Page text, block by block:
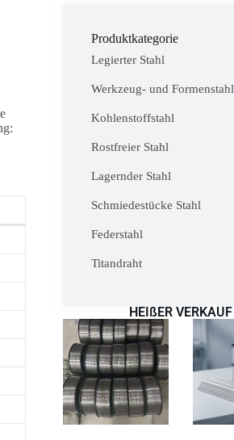
Produktkategorie
Legierter Stahl
Werkzeug- und Formenstahl
Kohlenstoffstahl
Rostfreier Stahl
Lagernder Stahl
Schmiedestücke Stahl
Federstahl
Titandraht
HEIßER VERKAUF